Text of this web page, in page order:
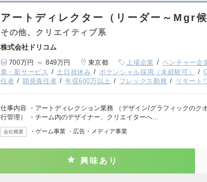
アートディレクター（リーダー～Mgr候
その他、クリエイティブ系
株式会社ドリコム
700万円 ～ 849万円 東京都 上場企業 ベンチャー企
業・新サービス
土日祝休み ポテンシャル採用（未経験可）
任者
開発責任者 年収600万以上 フレックス勤務 リモート
仕事内容 ・アートディレクション業務 （デザイン/グラフィックのク
行管理） ・チーム内のデザイナー、クリエイターへ…
会社概要 ・ゲーム事業 ・広告・メディア事業
興味あり